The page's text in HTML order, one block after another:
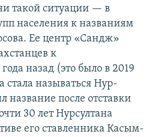
такой ситуации — в
населения к названиям
Ее центр «Сандж»
к
назад (это было в 2019
стала называться Нур-
название после отставки
30 лет Нурсултана
его ставленника Касым-